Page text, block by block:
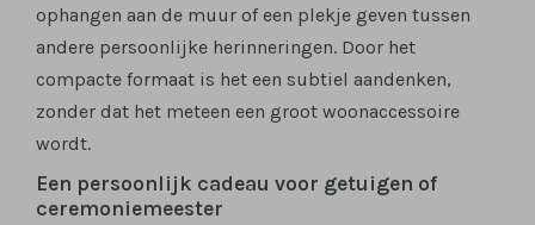
ophangen aan de muur of een plekje geven tussen
andere persoonlijke herinneringen. Door het
compacte formaat is het een subtiel aandenken,
zonder dat het meteen een groot woonaccessoire
wordt.
Een persoonlijk cadeau voor getuigen of
ceremoniemeester